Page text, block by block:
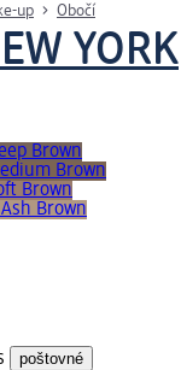
up Obočí
YORK
Brown
Brown
Brown
Brown
poštovné